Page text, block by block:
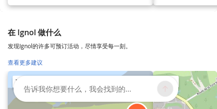
在 Ignol 做什么
发现Ignol的许多可预订活动，尽情享受每一刻。
查看更多建议
79 km 87 km
告诉我你想要什么，我会找到的...